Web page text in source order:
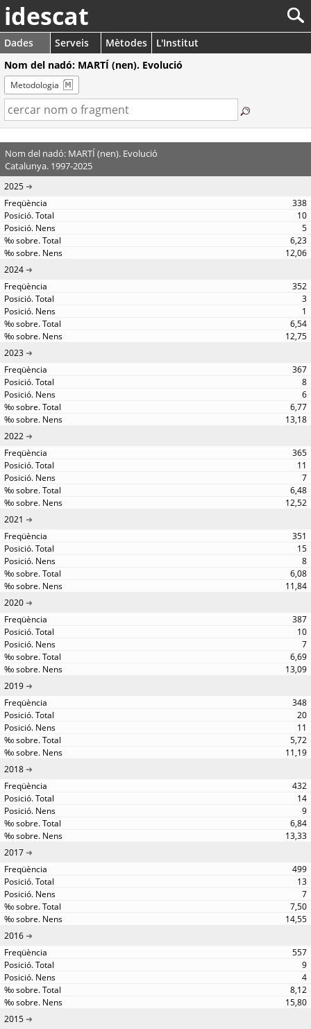
idescat
Dades Serveis Mètodes
L'Institut
Nom del nadó: MARTÍ (nen). Evolució
Metodologia
Nom del nadó: MARTÍ (nen). Evolució
Catalunya. 1997-2025
2025
338
10
5
6,23
12,06
2024
352
3
1
6,54
12,75
2023
367
8
6
6,77
13,18
2022
365
11
7
6,48
12,52
2021
351
15
8
6,08
11,84
2020
387
10
7
6,69
13,09
2019
348
20
11
5,72
11,19
2018
432
14
9
6,84
13,33
2017
499
13
7
7,50
14,55
2016
557
9
4
8,12
15,80
2015